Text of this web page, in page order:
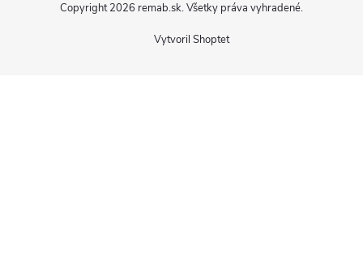
Vytvoril Shoptet
Copyright 2026 remab.sk. Všetky práva vyhradené.